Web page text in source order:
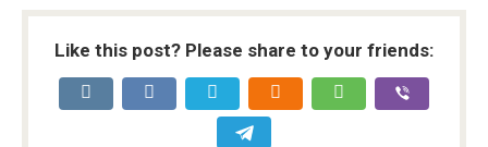
Like this post? Please share to your friends: